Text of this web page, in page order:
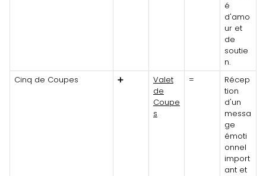
é
d'amo
ur et
de
soutie
n.
Cinq de Coupes
➕
Valet
de
Coupe
s
=
Récep
tion
d'un
messa
ge
émoti
onnel
import
ant et